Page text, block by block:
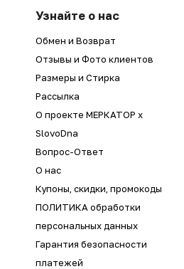
Узнайте о нас
Обмен и Возврат
Отзывы и Фото клиентов
Размеры и Стирка
Рассылка
О проекте МЕРКАТОР x
SlovoDna
Вопрос-Ответ
О нас
Купоны, скидки, промокоды
ПОЛИТИКА обработки
персональных данных
Гарантия безопасности
платежей